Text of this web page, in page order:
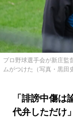
プロ野球選手会が新庄監
ムがつけた（写真・黒田
「誹謗中傷
代弁しただけ